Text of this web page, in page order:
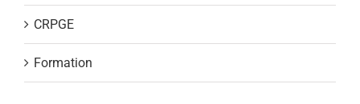
CRPGE
Formation